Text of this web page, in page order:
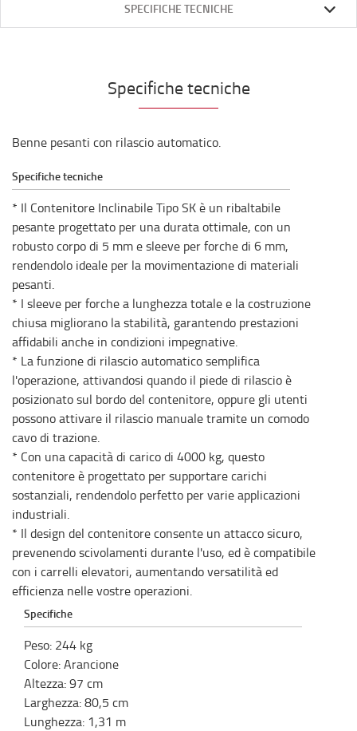
SPECIFICHE TECNICHE
Specifiche tecniche
Benne pesanti con rilascio automatico.
Specifiche tecniche
* Il Contenitore Inclinabile Tipo SK è un ribaltabile
pesante progettato per una durata ottimale, con un
robusto corpo di 5 mm e sleeve per forche di 6 mm,
rendendolo ideale per la movimentazione di materiali
pesanti.
* I sleeve per forche a lunghezza totale e la costruzione
chiusa migliorano la stabilità, garantendo prestazioni
affidabili anche in condizioni impegnative.
* La funzione di rilascio automatico semplifica
l'operazione, attivandosi quando il piede di rilascio è
posizionato sul bordo del contenitore, oppure gli utenti
possono attivare il rilascio manuale tramite un comodo
cavo di trazione.
* Con una capacità di carico di 4000 kg, questo
contenitore è progettato per supportare carichi
sostanziali, rendendolo perfetto per varie applicazioni
industriali.
* Il design del contenitore consente un attacco sicuro,
prevenendo scivolamenti durante l'uso, ed è compatibile
con i carrelli elevatori, aumentando versatilità ed
efficienza nelle vostre operazioni.
Specifiche
Peso: 244 kg
Colore:Arancione
Altezza:97 cm
Larghezza:80,5 cm
Lunghezza: 1,31 m